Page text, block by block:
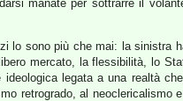
manate per sottrarre il
lo sono più che mai: la sinistra
mercato, la flessibilità, lo
legata a una realtà
retrogrado, al